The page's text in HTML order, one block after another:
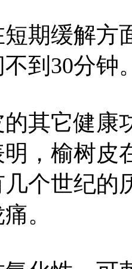
期缓解方
到30分钟
其它健康
，榆树皮
个世纪的
。